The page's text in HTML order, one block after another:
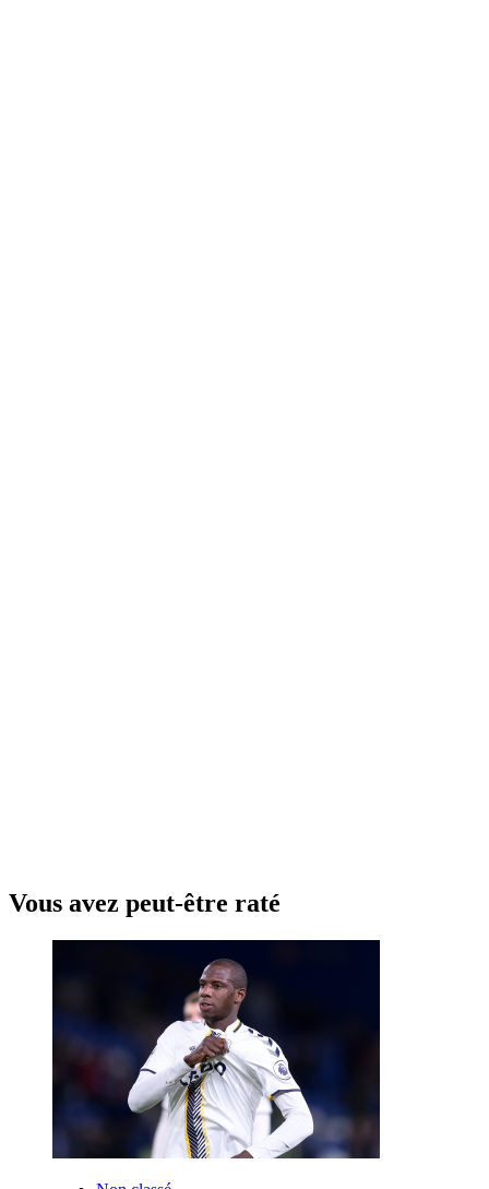
Vous avez peut-être raté